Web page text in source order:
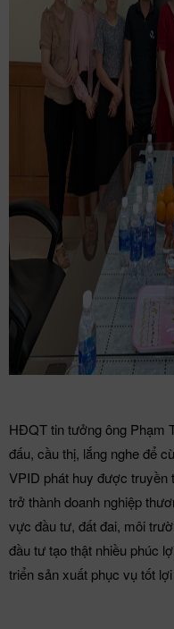
HĐQT tin tưởng ông Phạm
đấu, cầu thị, lắng nghe để
VPID phát huy được
trở thành doanh nghiệp
vực đầu tư, đất đai, môi
đầu tư tạo thật nhiều phúc
triển sản xuất phục vụ tốt